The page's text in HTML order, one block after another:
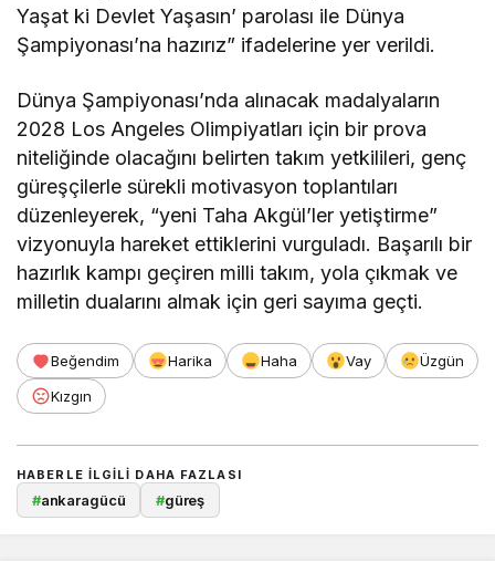
Yaşat ki Devlet Yaşasın’ parolası ile Dünya
Şampiyonası’na hazırız” ifadelerine yer verildi.
Dünya Şampiyonası’nda alınacak madalyaların
2028 Los Angeles Olimpiyatları için bir prova
niteliğinde olacağını belirten takım yetkilileri, genç
güreşçilerle sürekli motivasyon toplantıları
düzenleyerek, “yeni Taha Akgül’ler yetiştirme”
vizyonuyla hareket ettiklerini vurguladı. Başarılı bir
hazırlık kampı geçiren milli takım, yola çıkmak ve
milletin dualarını almak için geri sayıma geçti.
Beğendim Harika Haha Vay
Üzgün
Kızgın
HABERLE ILGILI DAHA FAZLASI
#ankaragücü #güreş